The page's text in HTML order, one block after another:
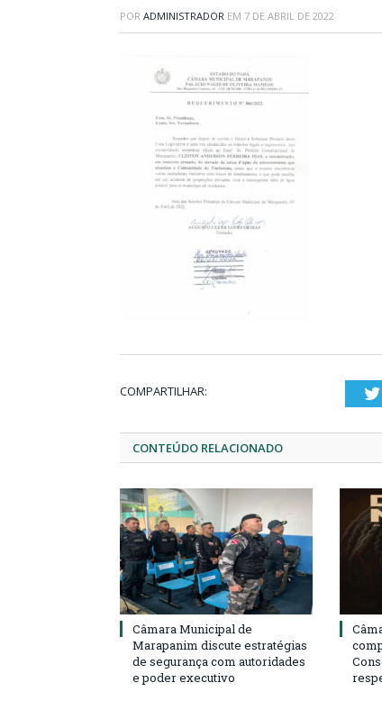
POR ADMINISTRADOR EM 7 DE ABRIL DE 2022
COMPARTILHAR:
CONTEÚDO RELACIONADO
Câmara Municipal de
Marapanim discute estratégias
de segurança com autoridades
e poder executivo